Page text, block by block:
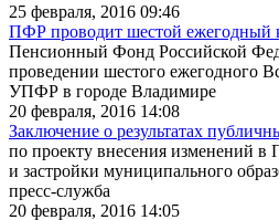
25 февраля, 2016 09:46
ПФР проводит шестой ежегодный
Пенсионный Фонд Российской
проведении шестого ежегодного
УПФР в городе Владимире
20 февраля, 2016 14:08
Заключение о результатах
по проекту внесения изменений в
и застройки муниципального
пресс-служба
20 февраля, 2016 14:05